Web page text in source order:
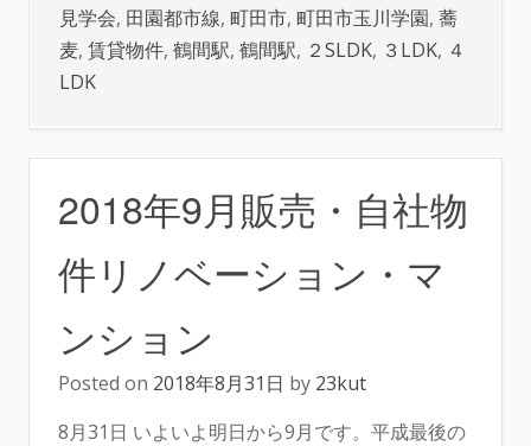
見学会, 田園都市線, 町田市, 町田市玉川学園, 蕎
麦, 賃貸物件, 鶴間駅, 鶴間駅, ２SLDK, ３LDK, ４
LDK
2018年9月販売・自社物
件リノベーション・マ
ンション
Posted on 2018年8月31日 by 23kut
8月31日 いよいよ明日から9月です。平成最後の